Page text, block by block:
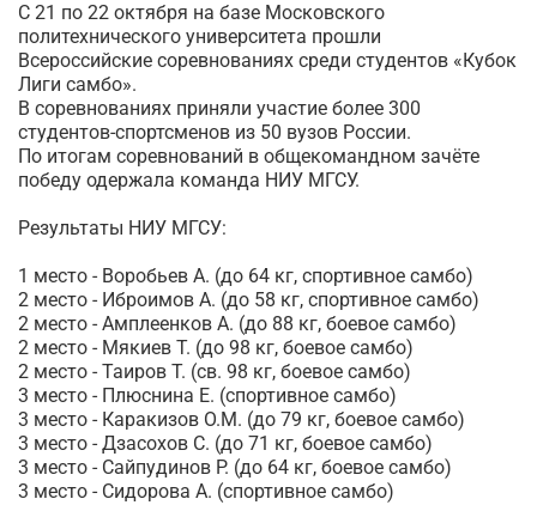
С 21 по 22 октября на базе Московского
политехнического университета прошли
Всероссийские соревнованиях среди студентов «Кубок
Лиги самбо».
В соревнованиях приняли участие более 300
студентов-спортсменов из 50 вузов России.
По итогам соревнований в общекомандном зачёте
победу одержала команда НИУ МГСУ.
Результаты НИУ МГСУ:
1 место - Воробьев А. (до 64 кг, спортивное самбо)
2 место - Иброимов А. (до 58 кг, спортивное самбо)
2 место - Амплеенков А. (до 88 кг, боевое самбо)
2 место - Мякиев Т. (до 98 кг, боевое самбо)
2 место - Таиров Т. (св. 98 кг, боевое самбо)
3 место - Плюснина Е. (спортивное самбо)
3 место - Каракизов О.М. (до 79 кг, боевое самбо)
3 место - Дзасохов С. (до 71 кг, боевое самбо)
3 место - Сайпудинов Р. (до 64 кг, боевое самбо)
3 место - Сидорова А. (спортивное самбо)